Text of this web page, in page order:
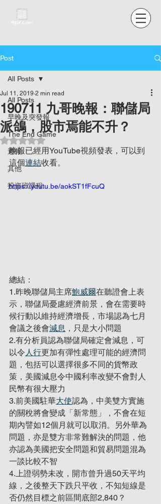
Post
All Posts
早晚及突發報
The End Game
週報
其他
投資班課程
All Posts
190711 九哥晚報：聯儲局
派鴿，股市焉能不升？
Jul 11, 2019 2 min read
Rated NaN out of 5 stars.
晚報已經用YouTube視頻發表，可以到
這個連結收看。
https://youtu.be/aokST1fFcuQ
總結：
1.昨晚聯儲局主席鮑威爾在聽證會上表
示，聯儲局憂慮經濟前景，會在需要時
候行動以維持經濟增長，市場認為七月
會議之後會減息 ，只是大小問題
2.有分析員認為聯儲局確定會減息，可
以令 人行更加有彈性處理可能的經濟問
題，包括可以選擇很多不同的貨幣政
策，美國減息令中國利率改變不會對人
民幣有很大壓力
3.前美國駐華大使認為，中美雙方實施
的關稅將會變成「新常態」，不會在短
期內譬如12個月就可以取消。另外華為
問題，亦是雙方非常難解決的問題，他
亦認為美國把安全問題和貿易問題混為
一談比較不智
4.上證弱勢未改，開市曾升過50天平均
線，之後整天下跌只平收，不知短線是
否仍然目標之前區間底部2,840？